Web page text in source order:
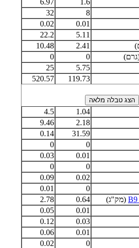
8
32
0.01
0.02
5.11
22.2
2.41
10.48
0
0
5.75
25
119.73
520.57
1.04
4.5
2.18
9.46
31.59
0.14
0
0
0.01
0.03
0
0
0.02
0.09
0
0.01
(מק"ג) 0.64
2.78
0.01
0.05
0.03
0.12
0.01
0.06
0
0.02